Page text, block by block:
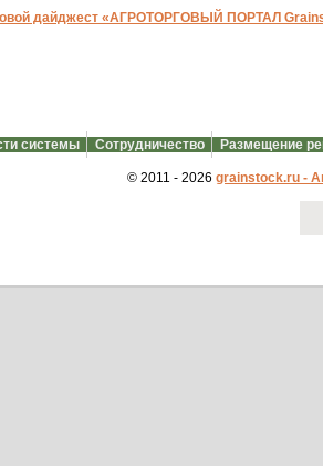
дайджест «АГРОТОРГОВЫЙ ПОРТАЛ
системы Сотрудничество Размещение
© 2011 - 2026 grainstock.ru -